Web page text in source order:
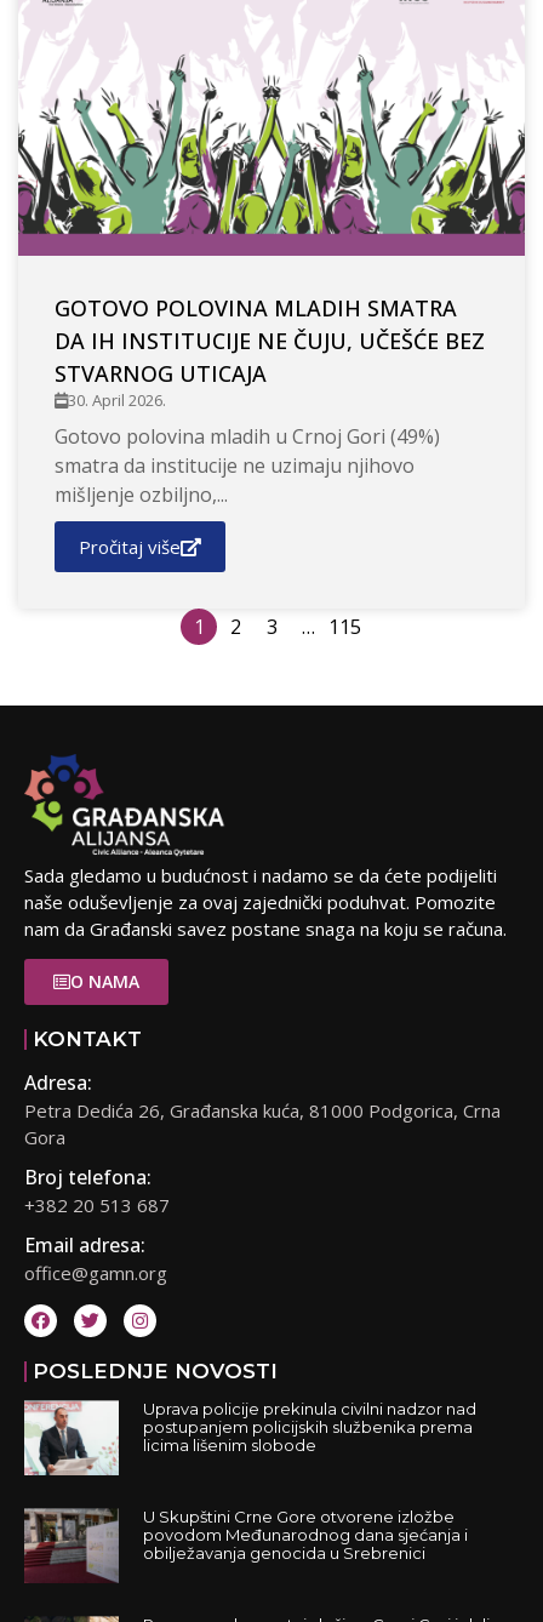
GOTOVO POLOVINA MLADIH SMATRA
DA IH INSTITUCIJE NE ČUJU, UČEŠĆE BEZ
STVARNOG UTICAJA
30. April 2026.
Gotovo polovina mladih u Crnoj Gori (49%)
smatra da institucije ne uzimaju njihovo
mišljenje ozbiljno,...
Pročitaj više
1 2 3 … 115
Sada gledamo u budućnost i nadamo se da ćete podijeliti
naše oduševljenje za ovaj zajednički poduhvat. Pomozite
nam da Građanski savez postane snaga na koju se računa.
O NAMA
KONTAKT
Adresa:
Petra Dedića 26, Građanska kuća, 81000 Podgorica, Crna
Gora
Broj telefona:
+382 20 513 687
Email adresa:
office@gamn.org
POSLEDNJE NOVOSTI
Uprava policije prekinula civilni nadzor nad
postupanjem policijskih službenika prema
licima lišenim slobode
U Skupštini Crne Gore otvorene izložbe
povodom Međunarodnog dana sjećanja i
obilježavanja genocida u Srebrenici